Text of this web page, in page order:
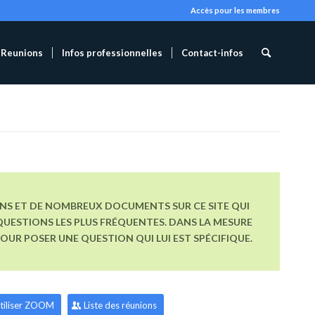
Accès pour les membres
Reunions Infos professionnelles Contact-infos
ET DE NOMBREUX DOCUMENTS SUR CE SITE QUI
LES PLUS FRÉQUENTES. DANS LA MESURE
POSER UNE QUESTION QUI LUI EST SPÉCIFIQUE.
ZOOM Liste des réunions